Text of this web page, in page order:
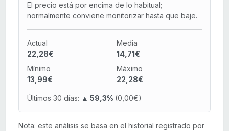
El precio está por encima de lo habitual;
normalmente conviene monitorizar hasta que baje.
Actual
22,28€
Media
14,71€
Mínimo
13,99€
Máximo
22,28€
Últimos 30 días: ▲ 59,3% (0,00€)
Nota: este análisis se basa en el historial registrado por